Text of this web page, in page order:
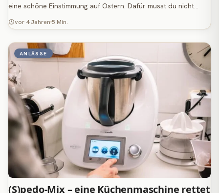
eine schöne Einstimmung auf Ostern. Dafür musst du nicht…
vor 4 Jahren 5 Min.
ANLÄSSE
(S)pedo-Mix – eine Küchenmaschine rettet